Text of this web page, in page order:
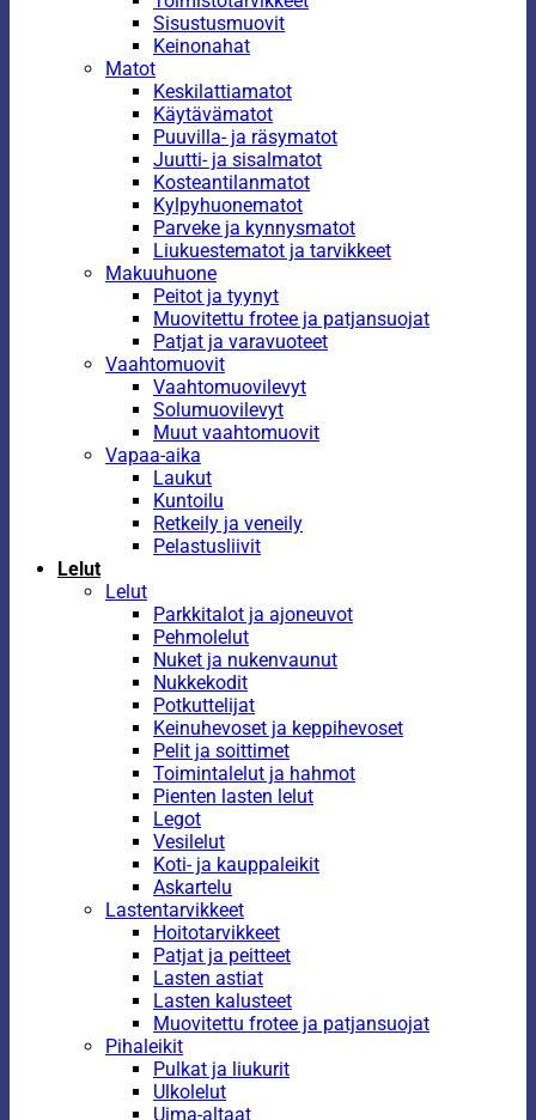
Sisustusmuovit
Keinonahat
Matot
Keskilattiamatot
Käytävämatot
Puuvilla- ja räsymatot
Juutti- ja sisalmatot
Kosteantilanmatot
Kylpyhuonematot
Parveke ja kynnysmatot
Liukuestematot ja tarvikkeet
Makuuhuone
Peitot ja tyynyt
Muovitettu frotee ja patjansuojat
Patjat ja varavuoteet
Vaahtomuovit
Vaahtomuovilevyt
Solumuovilevyt
Muut vaahtomuovit
Vapaa-aika
Laukut
Kuntoilu
Retkeily ja veneily
Pelastusliivit
Lelut
Lelut
Parkkitalot ja ajoneuvot
Pehmolelut
Nuket ja nukenvaunut
Nukkekodit
Potkuttelijat
Keinuhevoset ja keppihevoset
Pelit ja soittimet
Toimintalelut ja hahmot
Pienten lasten lelut
Legot
Vesilelut
Koti- ja kauppaleikit
Askartelu
Lastentarvikkeet
Hoitotarvikkeet
Patjat ja peitteet
Lasten astiat
Lasten kalusteet
Muovitettu frotee ja patjansuojat
Pihaleikit
Pulkat ja liukurit
Ulkolelut
Uima-altaat